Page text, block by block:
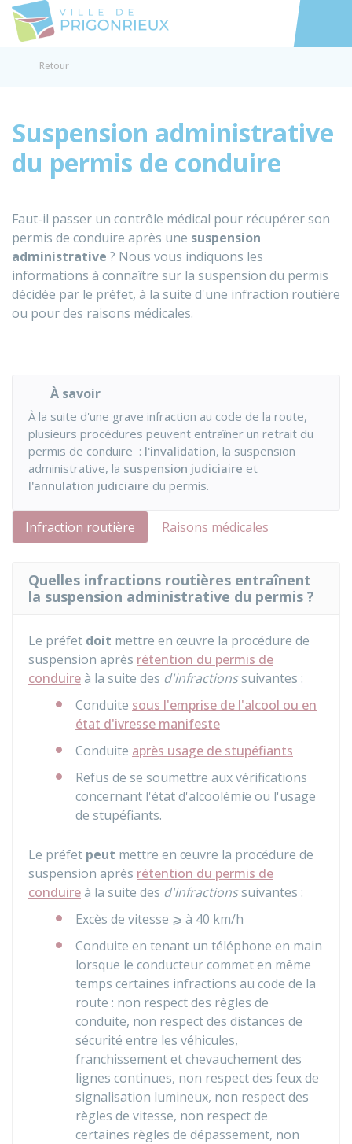
Accéder
Retour
Suspension administrative
du permis de conduire
Faut-il passer un contrôle médical pour récupérer son
permis de conduire après une suspension
administrative ? Nous vous indiquons les
informations à connaître sur la suspension du permis
décidée par le préfet, à la suite d'une infraction routière
ou pour des raisons médicales.
À savoir
À la suite d'une grave infraction au code de la route,
plusieurs procédures peuvent entraîner un retrait du
permis de conduire : l'invalidation, la suspension
administrative, la suspension judiciaire et
l'annulation judiciaire du permis.
Infraction routière Raisons médicales
Quelles infractions routières entraînent
la suspension administrative du permis ?
Le préfet doit mettre en œuvre la procédure de
suspension après rétention du permis de
conduireà la suite des d'infractionssuivantes :
Conduite sous l'emprise de l'alcool ou en
état d'ivresse manifeste
Conduite après usage de stupéfiants
Refus de se soumettre aux vérifications
concernant l'état d'alcoolémie ou l'usage
de stupéfiants.
Le préfet peut mettre en œuvre la procédure de
suspension après rétention du permis de
conduireà la suite des d'infractionssuivantes :
Excès de vitesse ⩾ à 40 km/h
Conduite en tenant un téléphone en main
lorsque le conducteur commet en même
temps certaines infractions au code de la
route : non respect des règles de
conduite, non respect des distances de
sécurité entre les véhicules,
franchissement et chevauchement des
lignes continues, non respect des feux de
signalisation lumineux, non respect des
règles de vitesse, non respect de
certaines règles de dépassement, non